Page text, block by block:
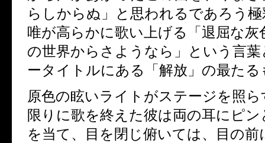
らしからぬ」と思われるであろう
唯が高らかに歌い上げる
「退屈な
の世界からさようなら」という言
ータイトルにある「解放」の最た
原色の眩いライトがステージを照
限りに歌を終えた彼は両の耳にピ
を当て、
目を閉じ俯いては、目の